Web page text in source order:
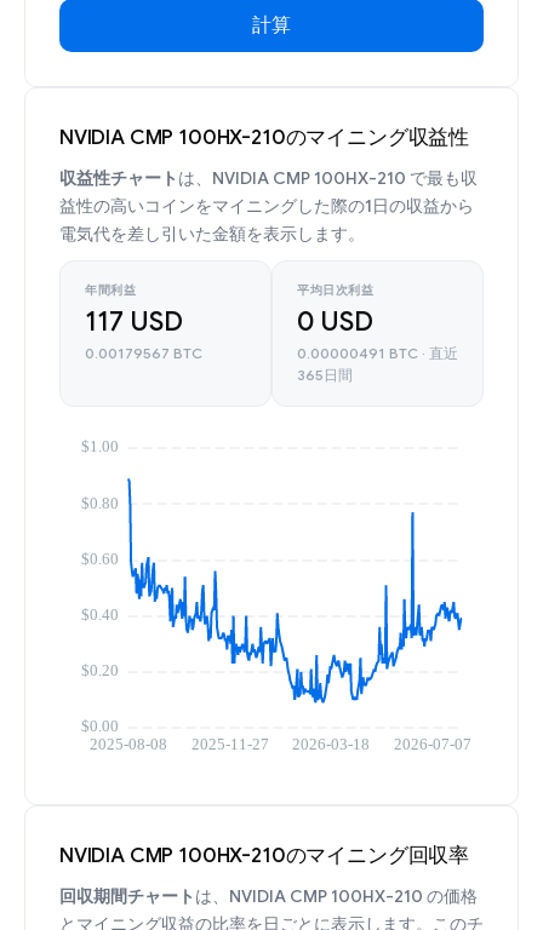
計算
NVIDIA CMP 100HX-210のマイニング収益性
収益性チャート は、NVIDIA CMP 100HX-210 で最も収
益性の高いコインをマイニングした際の1日の収益から
電気代を差し引いた金額を表示します。
年間利益
117 USD
0.00179567 BTC
平均日次利益
0 USD
0.00000491 BTC · 直近
365日間
NVIDIA CMP 100HX-210のマイニング回収率
回収期間チャート は、NVIDIA CMP 100HX-210 の価格
とマイニング収益の比率を日ごとに表示します。このチ